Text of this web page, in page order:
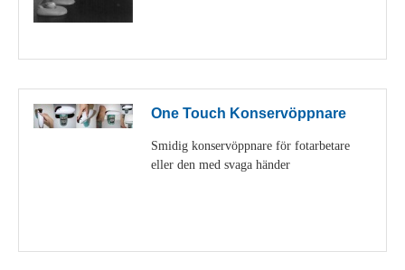
One Touch Konservöppnare
Smidig konservöppnare för fotarbetare
eller den med svaga händer